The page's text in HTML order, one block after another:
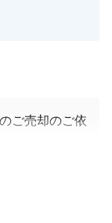
ご売却のご依
足いただけま